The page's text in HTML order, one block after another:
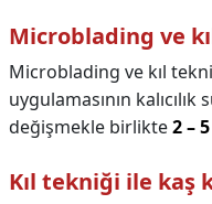
Microblading ve
Microblading ve kıl
uygulamasının
değişmekle birlikte2 –
Kıl tekniği ile kaş